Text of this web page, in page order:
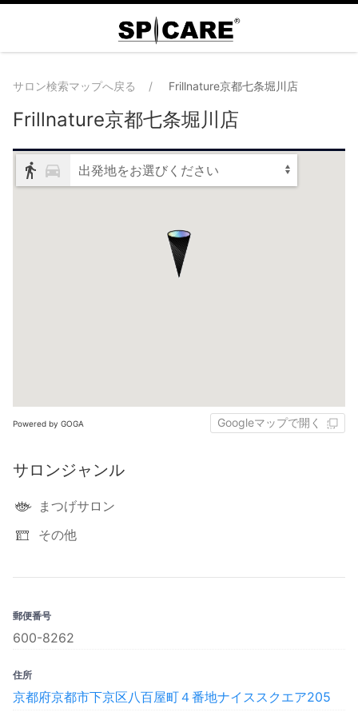
サロン検索マップへ戻る Frillnature京都七条堀川店
Frillnature京都七条堀川店
出発地をお選びください
Powered by GOGA Googleマップで開く
サロンジャンル
まつげサロン
その他
郵便番号
600-8262
住所
京都府京都市下京区八百屋町４番地ナイススクエア205